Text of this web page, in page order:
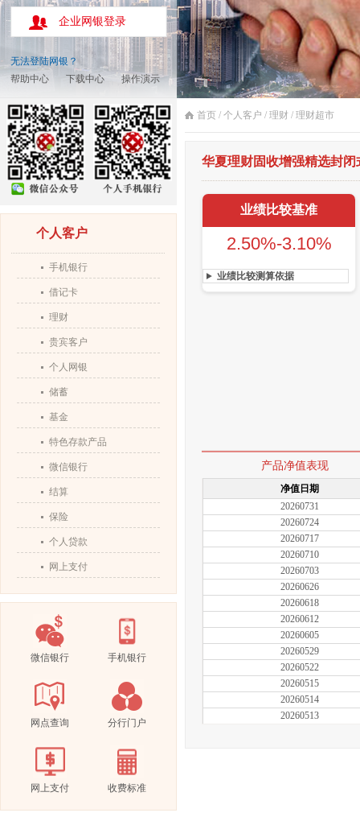
企业网银登录
无法登陆网银？
帮助中心
下载中心 操作演示
个人客户
手机银行
借记卡
理财
贵宾客户
个人网银
储蓄
基金
特色存款产品
微信银行
结算
保险
个人贷款
网上支付
微信银行 手机银行
网点查询 分行门户
网上支付 收费标准
首页 / 个人客户 / 理财 / 理财超市
华夏理财固收增强精选封闭
业绩比较基准
2.50%-3.10%
业绩比较测算依据
产品净值表现
净值日期
20260731
20260724
20260717
20260710
20260703
20260626
20260618
20260612
20260605
20260529
20260522
20260515
20260514
20260513